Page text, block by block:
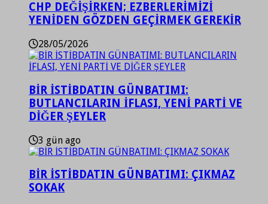
CHP DEĞİŞİRKEN; EZBERLERİMİZİ
YENİDEN GÖZDEN GEÇİRMEK GEREKİR
28/05/2026
BİR İSTİBDATIN GÜNBATIMI:
BUTLANCILARIN İFLASI, YENİ PARTİ VE
DİĞER ŞEYLER
3 gün ago
BİR İSTİBDATIN GÜNBATIMI: ÇIKMAZ
SOKAK